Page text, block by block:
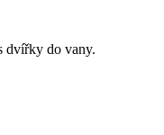
dvířky do vany.